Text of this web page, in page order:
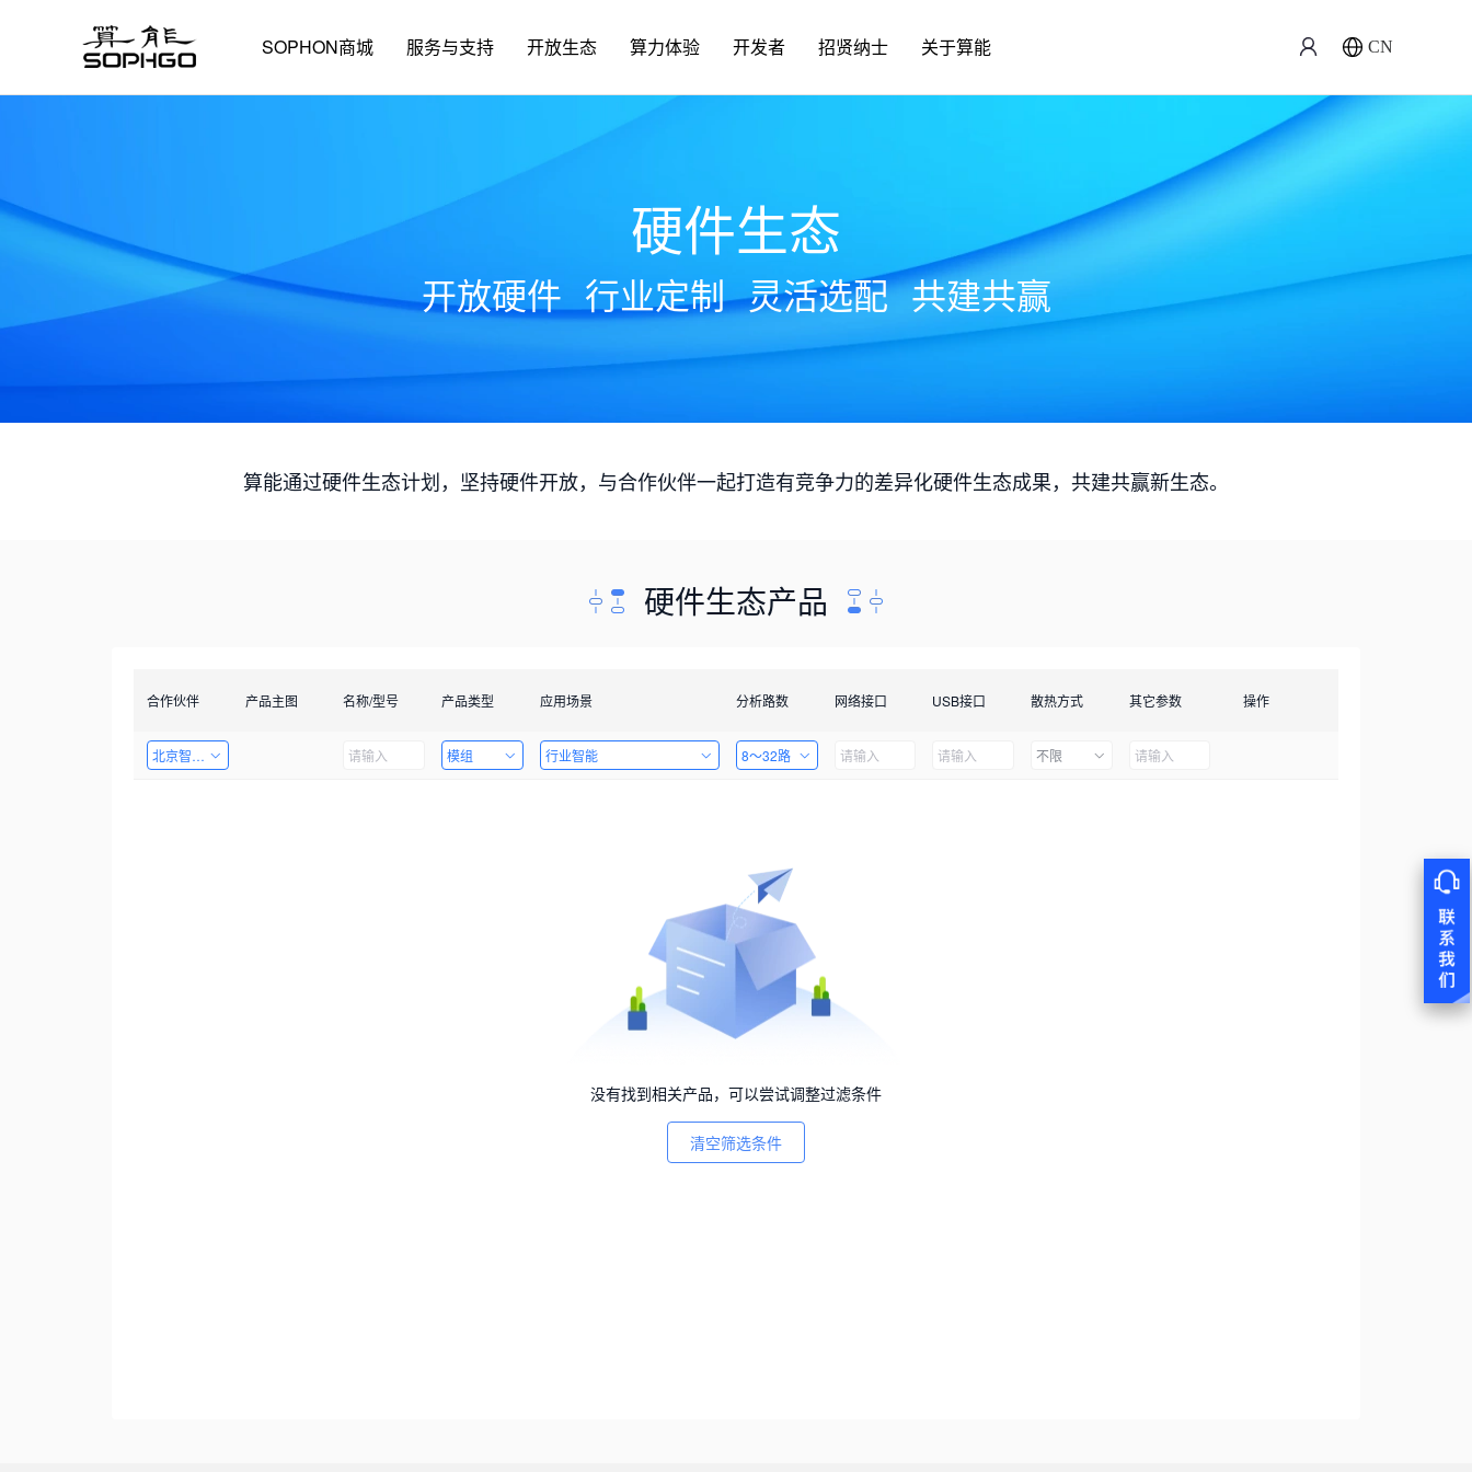
SOPHON商城 服务与支持 开放生态 算力体验 开发者 招贤纳士 关于算能 CN
硬件生态
开放硬件 行业定制 灵活选配 共建共赢
算能通过硬件生态计划，坚持硬件开放，与合作伙伴一起打造有竞争力的差异化硬件生态成果，共建共赢新生态。
硬件生态产品
合作伙伴 产品主图 名称/型号 产品类型 应用场景 分析路数 网络接口 USB接口 散热方式 其它参数 操作
北京智启图瞳科技有限公司 模组 行业智能 8～32路 不限
没有找到相关产品，可以尝试调整过滤条件
清空筛选条件